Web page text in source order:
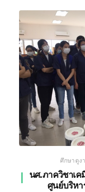
ศึกษาดูง
นศ.ภาควิชาเ
ศูนย์บริห